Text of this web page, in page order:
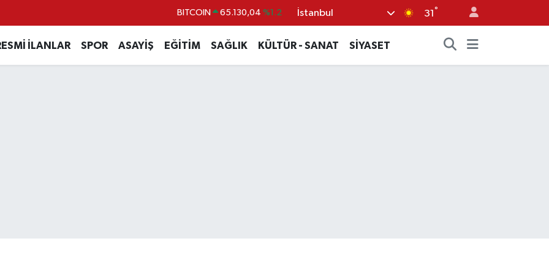
DOLAR 47,7106 %0.17
EURO 55,1652 %0.27
İstanbul 31 °
İLANLAR SPOR ASAYİŞ EĞİTİM SAĞLIK KÜLTÜR - SANAT SİYASET